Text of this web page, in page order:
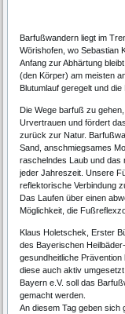
Barfußwandern liegt im
Wörishofen, wo Sebastian
Anfang zur Abhärtung
(den Körper) am meisten
Blutumlauf geregelt und
Die Wege barfuß zu
Urvertrauen und fördert
zurück zur Natur.
Sand, anschmiegsames
raschelndes Laub und das
jeder Jahreszeit. Unsere
reflektorische Verbindung
Das Laufen über einen
Möglichkeit, die
Klaus Holetschek, Erster
des Bayerischen
gesundheitliche
diese auch aktiv
Bayern e.V. soll das
gemacht werden.
An diesem Tag geben sich